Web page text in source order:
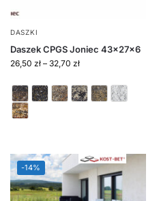
DASZKI
Daszek CPGS Joniec 43x27x6
26,50 zł – 32,70 zł
-14%